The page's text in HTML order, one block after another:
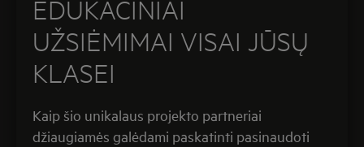
EDUKACINIAI
UŽSIĖMIMAI VISAI JŪSŲ
KLASEI
Kaip šio unikalaus projekto partneriai
džiaugiamės galėdami paskatinti pasinaudoti